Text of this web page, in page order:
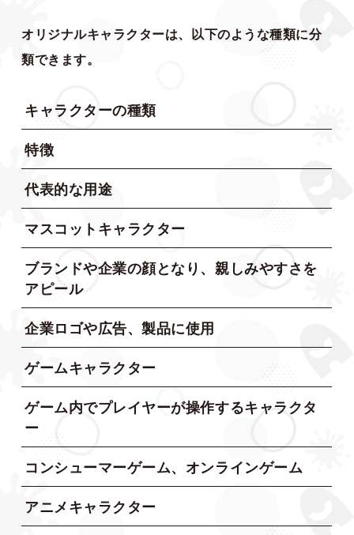
オリジナルキャラクターは、以下のような種類に分
類できます。
キャラクターの種類
特徴
代表的な用途
マスコットキャラクター
ブランドや企業の顔となり、親しみやすさを
アピール
企業ロゴや広告、製品に使用
ゲームキャラクター
ゲーム内でプレイヤーが操作するキャラクタ
ー
コンシューマーゲーム、オンラインゲーム
アニメキャラクター